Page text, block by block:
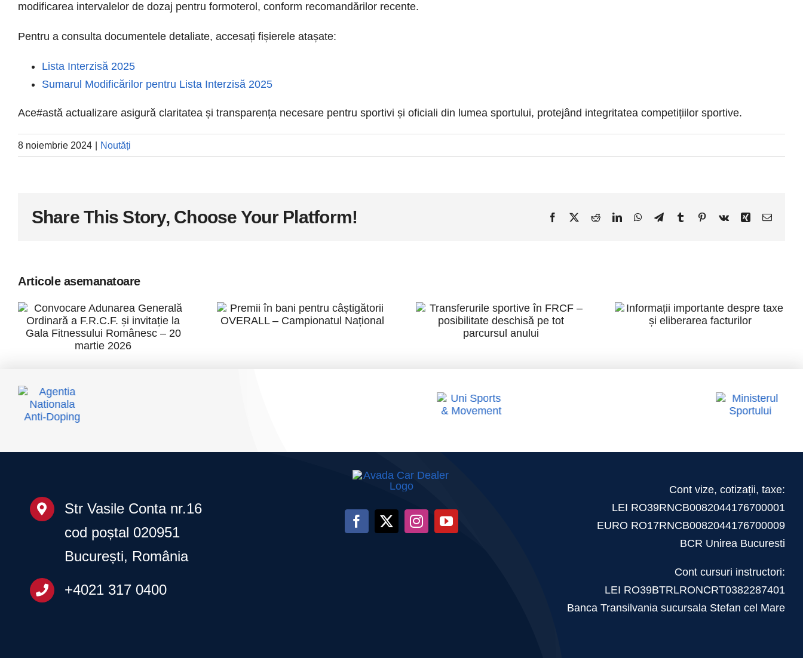
modificarea intervalelor de dozaj pentru formoterol, conform recomandărilor recente.
Pentru a consulta documentele detaliate, accesați fișierele atașate:
Lista Interzisă 2025
Sumarul Modificărilor pentru Lista Interzisă 2025
Ace#astă actualizare asigură claritatea și transparența necesare pentru sportivi și oficiali din lumea sportului, protejând integritatea competițiilor sportive.
8 noiembrie 2024 Noutăți
Share This Story, Choose Your Platform! Facebook
X RedditLinkedInWhatsApp
TelegramTumblrPinterest
Vk Xing E-
Articole asemanatoare
Convocare
Adunarea
Generală
F.R.C.F. și
invitație la Gala
Românesc – 20
Premii în bani
pentru
Transferurile
deschisă pe tot
parcursul anului
Informații
importante
facturilor
Str Vasile Conta nr.16
cod poștal 020951
București, România
+4021 317 0400
Cont vize, cotizații, taxe:
LEI RO39RNCB0082044176700001
EURO RO17RNCB0082044176700009
BCR Unirea Bucuresti
Cont cursuri instructori:
LEI RO39BTRLRONCRT0382287401
Banca Transilvania sucursala Stefan cel Mare